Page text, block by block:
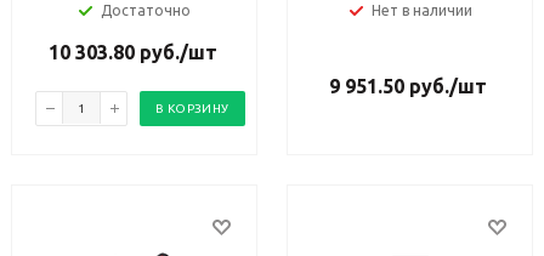
Достаточно
10 303.80руб./шт
В КОРЗИНУ
Нет в наличии
9 951.50 руб./шт